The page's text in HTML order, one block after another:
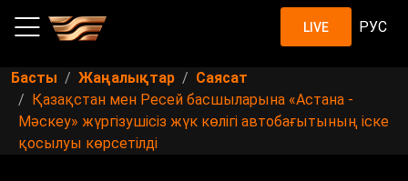
LIVE РУС
Басты Жаңалықтар
Саясат
Қазақстан мен Ресей басшыларына «Астана -
Мәскеу» жүргізушісіз жүк көлігі автобағытының іске
қосылуы көрсетілді